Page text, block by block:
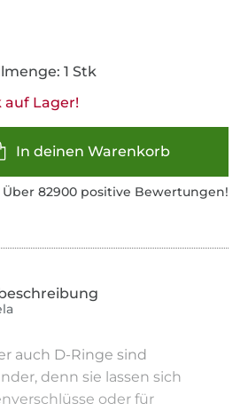
1 Stk
auf Lager!
In deinen Warenkorb
Über 82900 positive Bewertungen!
auch D-Ringe sind
denn sie lassen sich
oder für